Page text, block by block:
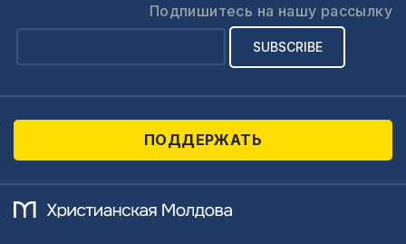
Подпишитесь на нашу рассылку
ПОДДЕРЖАТЬ